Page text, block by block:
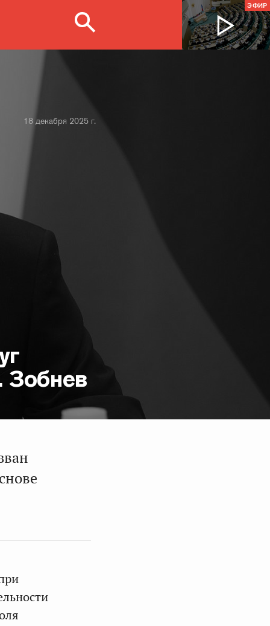
ЭФИР
Зобнев
18 декабря 2025 г.